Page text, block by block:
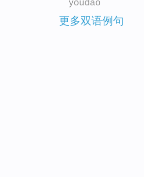
更多双语例句